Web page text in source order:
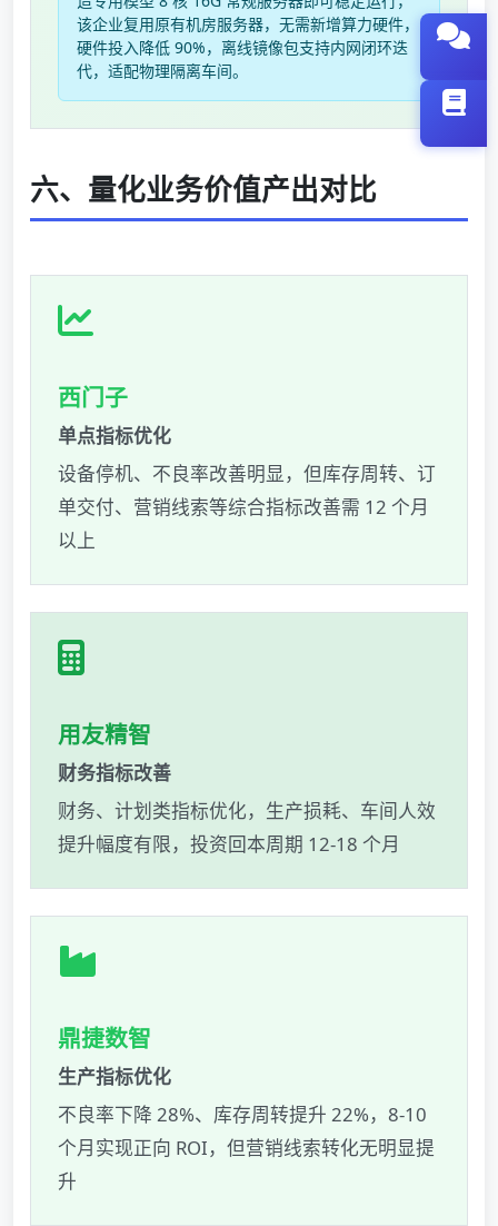
该企业复用原有机房服务器，无需新增算力硬件，
硬件投入降低 90%，离线镜像包支持内网闭环迭
代，适配物理隔离车间。
六、量化业务价值产出对比
西门子
单点指标优化
设备停机、不良率改善明显，但库存周转、订
单交付、营销线索等综合指标改善需 12 个月
以上
用友精智
财务指标改善
财务、计划类指标优化，生产损耗、车间人效
提升幅度有限，投资回本周期 12-18 个月
鼎捷数智
生产指标优化
不良率下降 28%、库存周转提升 22%，8-10
个月实现正向 ROI，但营销线索转化无明显提
升